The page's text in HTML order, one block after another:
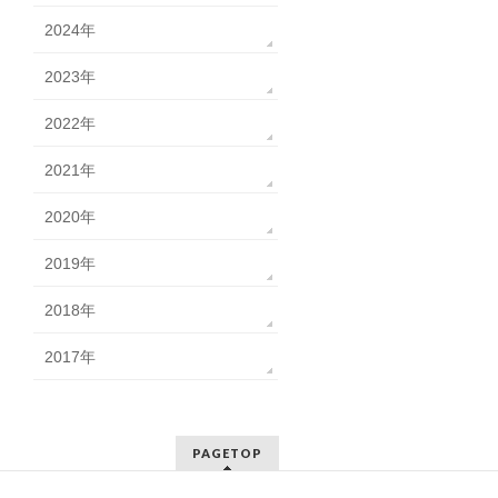
2024年
2023年
2022年
2021年
2020年
2019年
2018年
2017年
PAGETOP